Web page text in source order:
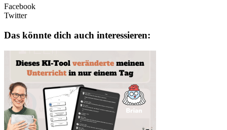
Facebook
Twitter
Das könnte dich auch interessieren: